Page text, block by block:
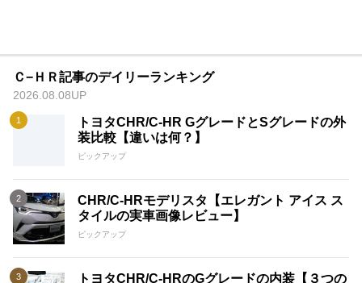
Ｃ−ＨＲ記事のデイリーランキング
2026.08.08UP
トヨタCHR/C-HR GグレードとSグレードの外
装比較【違いは何？】
ピックアップ
CHR/C-HRモデリスタ【エレガント アイス ス
タイルの実車画像レビュー】
ピックアップ
トヨタCHR/C-HRのGグレードの内装【３つの